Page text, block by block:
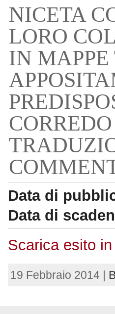
NICETA
LORO
IN
Data di
Data di
Scarica esito
19 Febbraio 2014 |